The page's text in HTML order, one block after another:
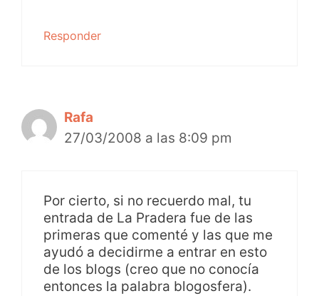
Responder
Rafa
27/03/2008 a las 8:09 pm
Por cierto, si no recuerdo mal, tu
entrada de La Pradera fue de las
primeras que comenté y las que me
ayudó a decidirme a entrar en esto
de los blogs (creo que no conocía
entonces la palabra blogosfera).